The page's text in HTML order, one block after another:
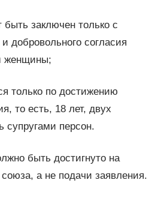
быть заключен только с
добровольного согласия
женщины;
только по достижению
то есть, 18 лет, двух
супругами персон.
быть достигнуто на
а не подачи заявления.